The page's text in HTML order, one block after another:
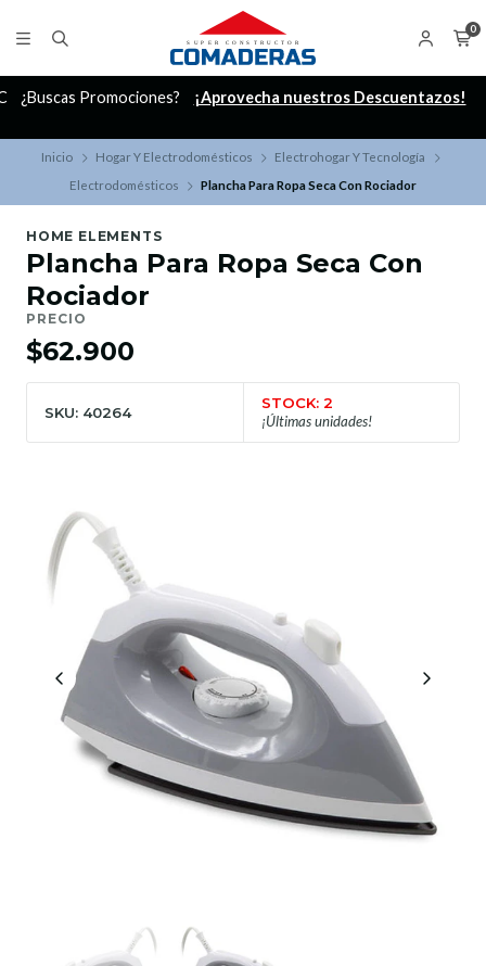
0
¿Buscas Promociones? ¡Aprovecha nuestros Descuentazos!
Inicio Hogar Y Electrodomésticos
Electrohogar Y Tecnología
Electrodomésticos
Plancha Para Ropa Seca Con Rociador
HOME ELEMENTS
Plancha Para Ropa Seca Con
Rociador
PRECIO
$62.900
SKU: 40264
STOCK: 2
¡Últimas unidades!